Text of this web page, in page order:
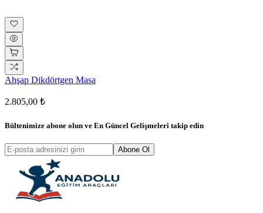
Ahşap Dikdörtgen Masa
2.805,00 ₺
Bültenimize abone olun ve En Güncel Gelişmeleri takip edin
Abone Ol